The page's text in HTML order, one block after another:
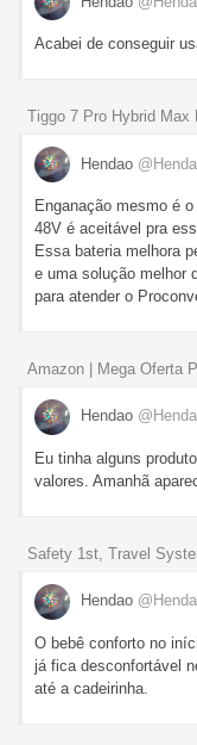
Acabei de conseguir
Tiggo 7 Pro Hybrid Max
Hendao
Enganação mesmo é
48V é aceitável pra
Essa bateria melhora
e uma solução melhor
para atender o
Amazon | Mega Oferta
Hendao
Eu tinha alguns
valores. Amanhã
Safety 1st, Travel
Hendao
O bebê conforto no
já fica desconfortável
até a cadeirinha.